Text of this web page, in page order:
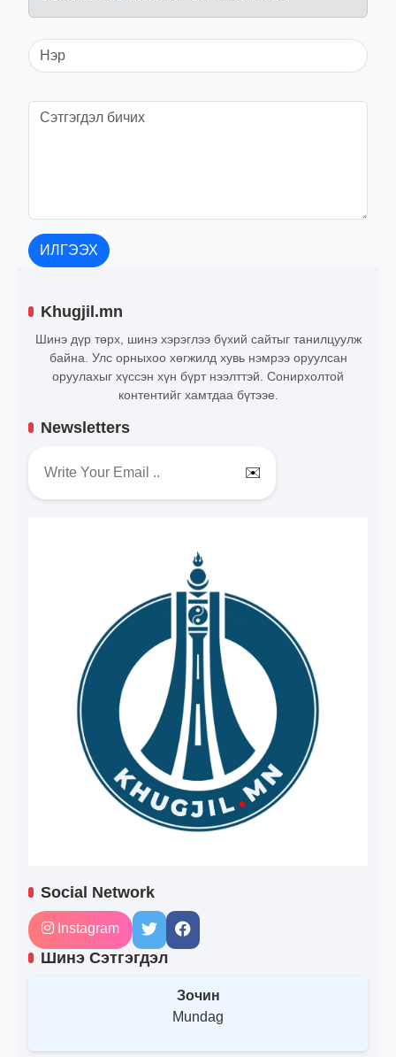
ИЛГЭЭХ
Khugjil.mn
Шинэ дүр төрх, шинэ хэрэглээ бүхий сайтыг танилцуулж
байна. Улс орныхоо хөгжилд хувь нэмрээ оруулсан
оруулахыг хүссэн хүн бүрт нээлттэй. Сонирхолтой
контентийг хамтдаа бүтээе.
Newsletters
✉️
Social Network
Instagram
Шинэ Сэтгэгдэл
Зочин
Mundag